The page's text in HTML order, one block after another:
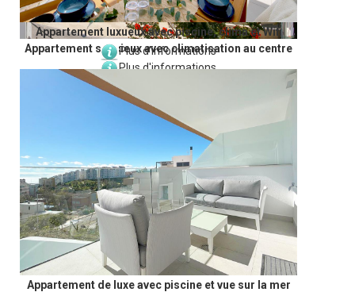
Appartement spacieux avec climatisation au centre
Plus d'informations
Appartement luxueux avec piscine, clima et Wifi
Plus d'informations
Appartement de luxe avec piscine et vue sur la mer